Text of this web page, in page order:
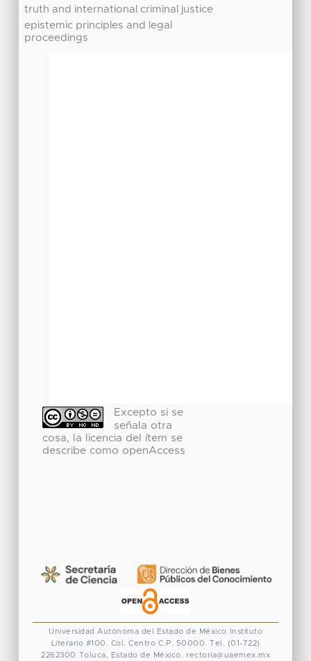
truth and international criminal justice
epistemic principles and legal
proceedings
Excepto si se
señala otra
cosa, la licencia del ítem se
describe como openAccess
Universidad Autónoma del Estado de México
Instituto
Literario #100. Col. Centro C.P. 50000. Tel. (01-722)
2262300 Toluca, Estado de México. rectoria@uaemex.mx